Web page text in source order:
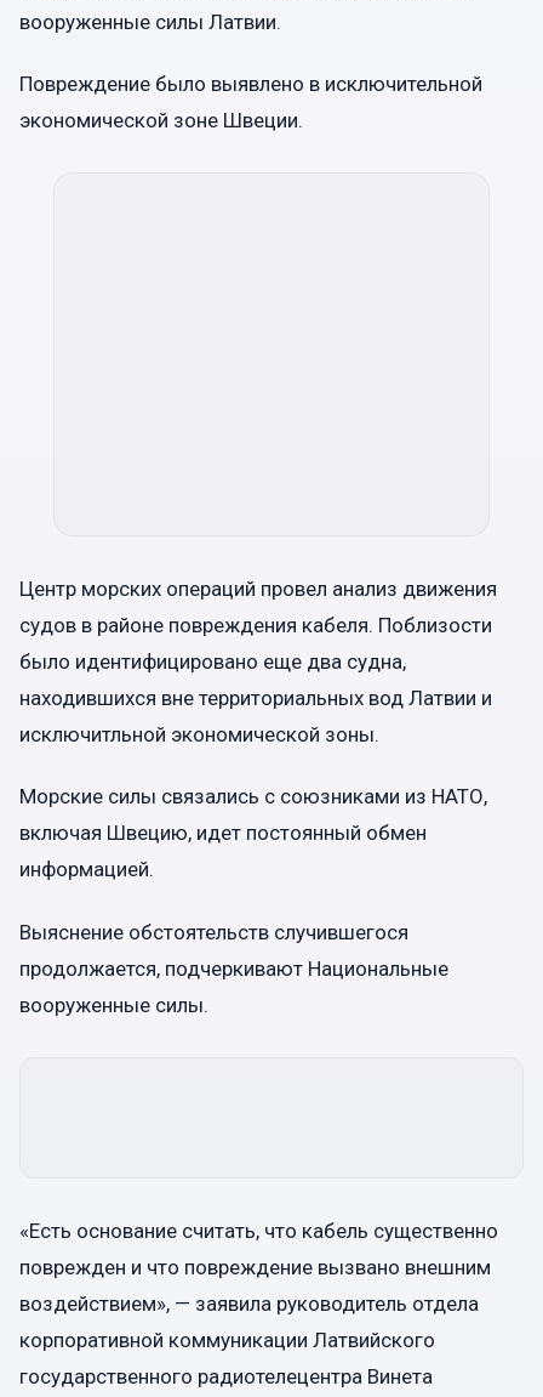
вооруженные силы Латвии.
Повреждение было выявлено в исключительной
экономической зоне Швеции.
Центр морских операций провел анализ движения
судов в районе повреждения кабеля. Поблизости
было идентифицировано еще два судна,
находившихся вне территориальных вод Латвии и
исключитльной экономической зоны.
Морские силы связались с союзниками из НАТО,
включая Швецию, идет постоянный обмен
информацией.
Выяснение обстоятельств случившегося
продолжается, подчеркивают Национальные
вооруженные силы.
«Есть основание считать, что кабель существенно
поврежден и что повреждение вызвано внешним
воздействием», — заявила руководитель отдела
корпоративной коммуникации Латвийского
государственного радиотелецентра Винета